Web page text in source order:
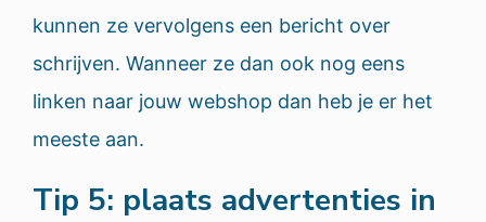
kunnen ze vervolgens een bericht over
schrijven. Wanneer ze dan ook nog eens
linken naar jouw webshop dan heb je er het
meeste aan.
Tip 5: plaats advertenties in